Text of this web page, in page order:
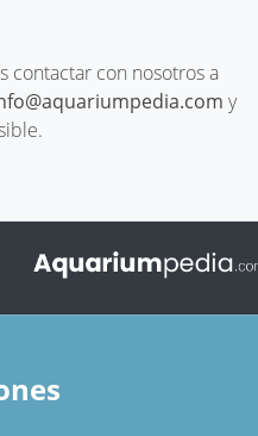
contactar con nosotros a
y